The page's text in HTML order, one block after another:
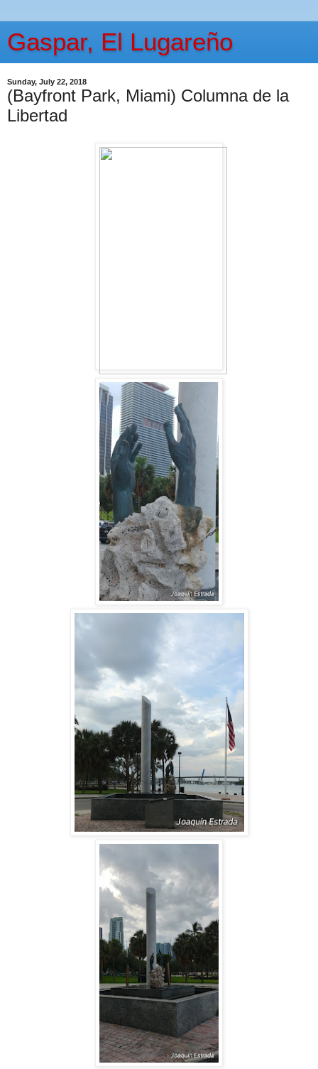
Gaspar, El Lugareño
Sunday, July 22, 2018
(Bayfront Park, Miami) Columna de la
Libertad